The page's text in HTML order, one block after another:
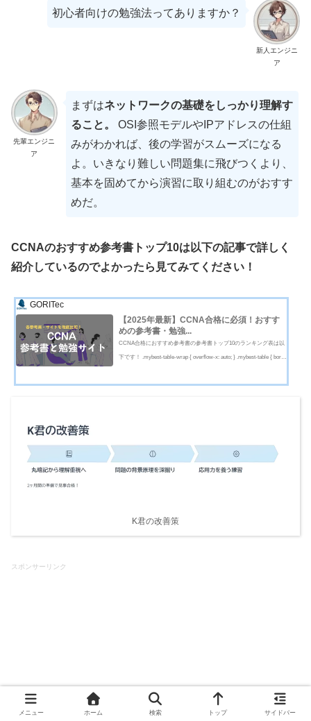
新人エンジニ
ア
初心者向けの勉強法ってありますか？
先輩エンジニ
ア
まずはネットワークの基礎をしっかり理解す
ること。
OSI参照モデルやIPアドレスの仕組
みがわかれば、後の学習がスムーズになる
よ。いきなり難しい問題集に飛びつくより、
基本を固めてから演習に取り組むのがおすす
めだ。
CCNAのおすすめ参考書トップ10は以下の記事で詳しく
紹介しているのでよかったら見てみてください！
GORITec
【2025年最新】CCNA合格に必須！おすす
めの参考書・勉強...
CCNA合格におすすめ参考書の参考書トップ10のランキング表は以
下です！ .mybest-table-wrap { overflow-x: auto; } .mybest-table { borde
serif; } .mybest-table t...
K君の改善策
スポンサーリンク
メニュー ホーム 検索 トップ サイドバー